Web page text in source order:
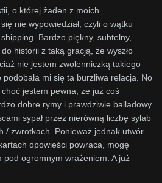
o której żaden z moich
nie wypowiedział, czyli o wątku
shipping . Bardzo piękny, subtelny,
historii z taką gracją, że wyszło
nie jestem zwolenniczką takiego
mi się ta burzliwa relacja. No
choć jestem pewna, że już coś
dobre rymy i prawdziwie balladowy
sypał przez nierówną liczbę sylab
/ zwrotkach. Ponieważ jednak utwór
opowieści powraca, mogę
pod ogromnym wrażeniem. A już